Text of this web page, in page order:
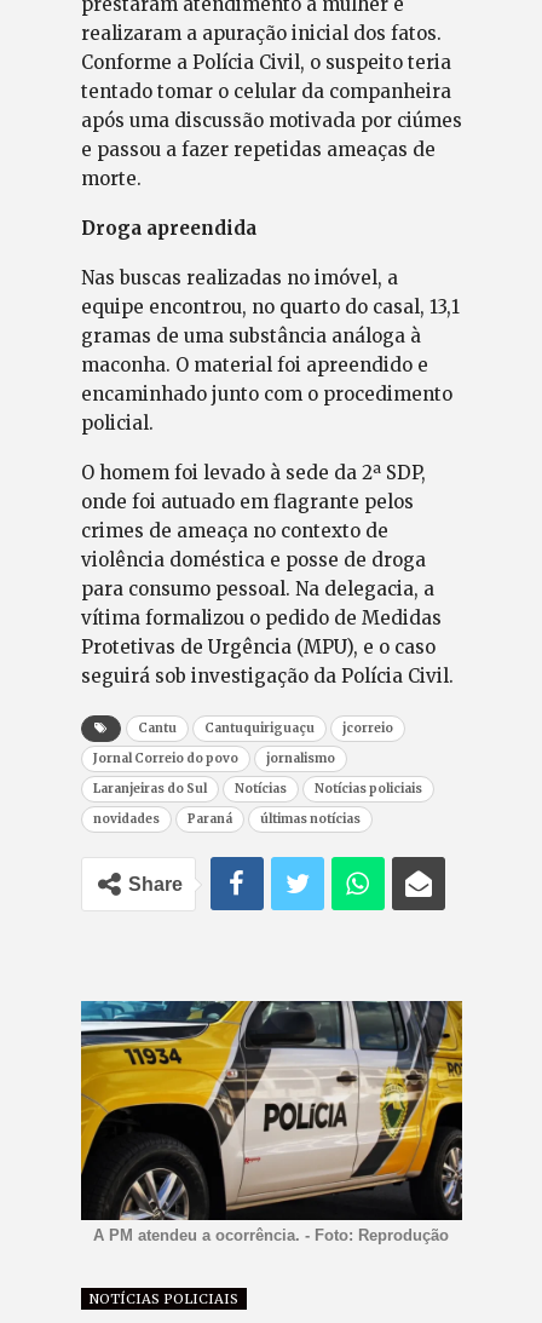
realizaram a apuração inicial dos fatos.
Conforme a Polícia Civil, o suspeito teria
tentado tomar o celular da companheira
após uma discussão motivada por ciúmes
e passou a fazer repetidas ameaças de
morte.
Droga apreendida
Nas buscas realizadas no imóvel, a
equipe encontrou, no quarto do casal, 13,1
gramas de uma substância análoga à
maconha. O material foi apreendido e
encaminhado junto com o procedimento
policial.
O homem foi levado à sede da 2ª SDP,
onde foi autuado em flagrante pelos
crimes de ameaça no contexto de
violência doméstica e posse de droga
para consumo pessoal. Na delegacia, a
vítima formalizou o pedido de Medidas
Protetivas de Urgência (MPU), e o caso
seguirá sob investigação da Polícia Civil.
Cantu Cantuquiriguaçu
jcorreio
Jornal Correio do povo
jornalismo
Laranjeiras do Sul
Notícias
Notícias policiais
novidades
Paraná últimas notícias
Share
A PM atendeu a ocorrência. - Foto: Reprodução
NOTÍCIAS POLICIAIS